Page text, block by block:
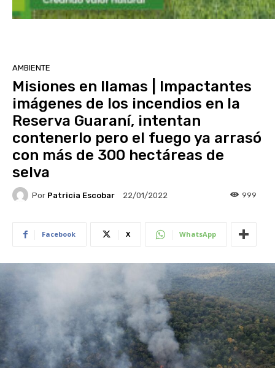
AMBIENTE
Misiones en llamas | Impactantes
imágenes de los incendios en la
Reserva Guaraní, intentan
contenerlo pero el fuego ya arrasó
con más de 300 hectáreas de
selva
Por Patricia Escobar 22/01/2022 999
Facebook X WhatsApp